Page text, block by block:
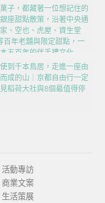
子，都藏著一位想記住的
座甜點散策，沿著中央通
、空也、虎屋、資生堂
百年老舖與限定甜點，一
五百年的伴手禮文化
到千本鳥居，走進一座由
成的山｜京都自由行一定
稻荷大社與8個最值得停
動專訪
業文案
活策展